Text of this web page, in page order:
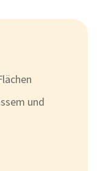
und